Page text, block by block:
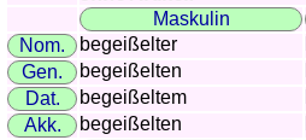
Spiele
Gehirntraining
Rechentrainer
Puzzle
Quiz
Maskulin
Nom.
begeißelter
Gen.
begeißelten
Dat.
begeißeltem
Akk.
begeißelten